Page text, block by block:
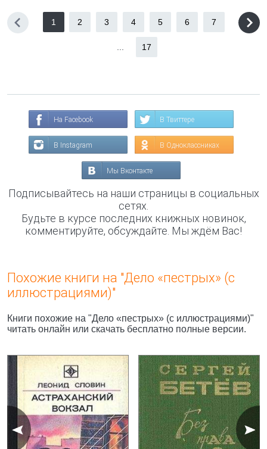
1 2 3 4 5 6 7
17
На Facebook В Твиттере
В Instagram В Одноклассниках
Мы Вконтакте
Подписывайтесь на наши страницы в социальных
сетях.
Будьте в курсе последних книжных новинок,
комментируйте, обсуждайте. Мы ждём Вас!
Похожие книги на "Дело «пестрых» (с
иллюстрациями)"
Книги похожие на "Дело «пестрых» (с иллюстрациями)"
читать онлайн или скачать бесплатно полные версии.